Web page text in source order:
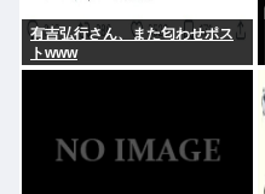
有吉弘行さん、また匂わせポス
トwww